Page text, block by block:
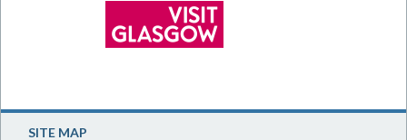
SITE MAP